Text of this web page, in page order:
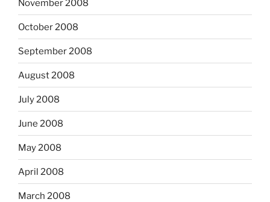
November 2008
October 2008
September 2008
August 2008
July 2008
June 2008
May 2008
April 2008
March 2008